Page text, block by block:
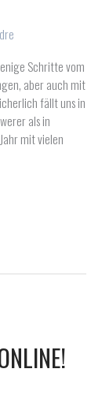
Schritte vom
aber auch mit
fällt uns in
als in
mit vielen